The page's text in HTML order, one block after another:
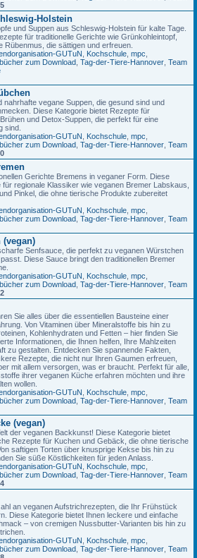
Holstein
und Suppen aus Schleswig-Holstein für kalte Tage.
für traditionelle Gerichte wie Grünkohleintopf,
Rübenmus, die sättigen und erfreuen.
GUTuN Kochschule mpc
zum Download Tag-der-Tiere-Hannover Team
nahrhafte vegane Suppen, die gesund sind und
Diese Kategorie bietet Rezepte für
und Detox-Suppen, die perfekt für eine
sind.
GUTuN Kochschule mpc
zum Download Tag-der-Tiere-Hannover Team
Gerichte Bremens in veganer Form. Diese
für regionale Klassiker wie veganen Bremer Labskaus,
Pinkel, die ohne tierische Produkte zubereitet
GUTuN Kochschule mpc
zum Download Tag-der-Tiere-Hannover Team
(vegan)
Senfsauce, die perfekt zu veganen Würstchen
Diese Sauce bringt den traditionellen Bremer
GUTuN Kochschule mpc
zum Download Tag-der-Tiere-Hannover Team
Sie alles über die essentiellen Bausteine einer
Von Vitaminen über Mineralstoffe bis hin zu
Kohlenhydraten und Fetten – hier finden Sie
Informationen, die Ihnen helfen, Ihre Mahlzeiten
zu gestalten. Entdecken Sie spannende Fakten,
Rezepte, die nicht nur Ihren Gaumen erfreuen,
mit allem versorgen, was er braucht. Perfekt für alle,
ihrer veganen Küche erfahren möchten und ihre
wollen.
GUTuN Kochschule mpc
zum Download Tag-der-Tiere-Hannover Team
(vegan)
der veganen Backkunst! Diese Kategorie bietet
Rezepte für Kuchen und Gebäck, die ohne tierische
saftigen Torten über knusprige Kekse bis hin zu
Sie süße Köstlichkeiten für jeden Anlass.
GUTuN Kochschule mpc
zum Download Tag-der-Tiere-Hannover Team
an veganen Aufstrichrezepten, die Ihr Frühstück
Diese Kategorie bietet Ihnen leckere und einfache
– von cremigen Nussbutter-Varianten bis hin zu
GUTuN Kochschule mpc
zum Download Tag-der-Tiere-Hannover Team